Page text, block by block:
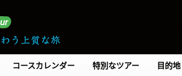
コースカレンダー 特別なツアー 目的地